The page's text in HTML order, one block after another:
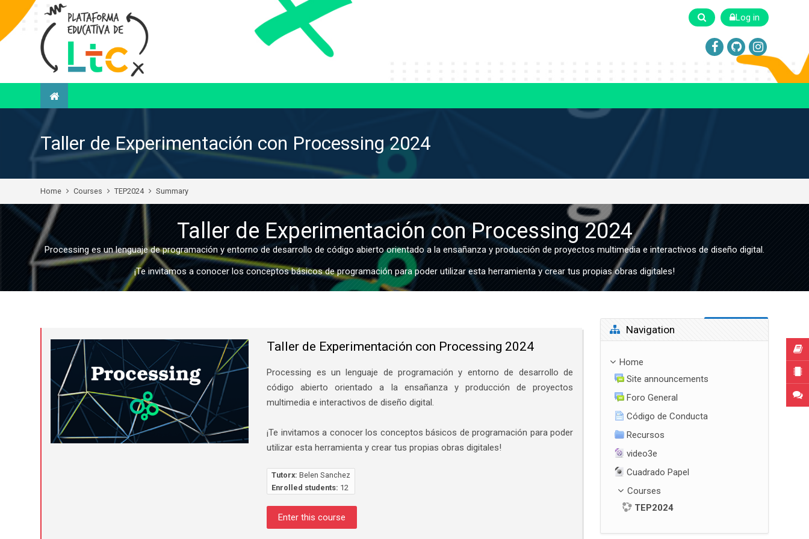
Log in
Taller de Experimentación con Processing 2024
Home Courses TEP2024 Summary
Taller de Experimentación con Processing 2024
Processing es un lenguaje de programación y entorno de desarrollo de código abierto orientado a la ensañanza y producción de proyectos multimedia e interactivos de diseño digital.
¡Te invitamos a conocer los conceptos básicos de programación para poder utilizar esta herramienta y crear tus propias obras digitales!
Taller de Experimentación con Processing 2024
Processing es un lenguaje de programación y entorno de desarrollo de
código abierto orientado a la ensañanza y producción de proyectos
multimedia e interactivos de diseño digital.
¡Te invitamos a conocer los conceptos básicos de programación para poder
utilizar esta herramienta y crear tus propias obras digitales!
Tutorx: Belen Sanchez
Enrolled students: 12
Enter this course
Skip Navigation
Navigation
Home
Site announcements
Foro General
Código de Conducta
Recursos
video3e
Cuadrado Papel
Courses
TEP2024